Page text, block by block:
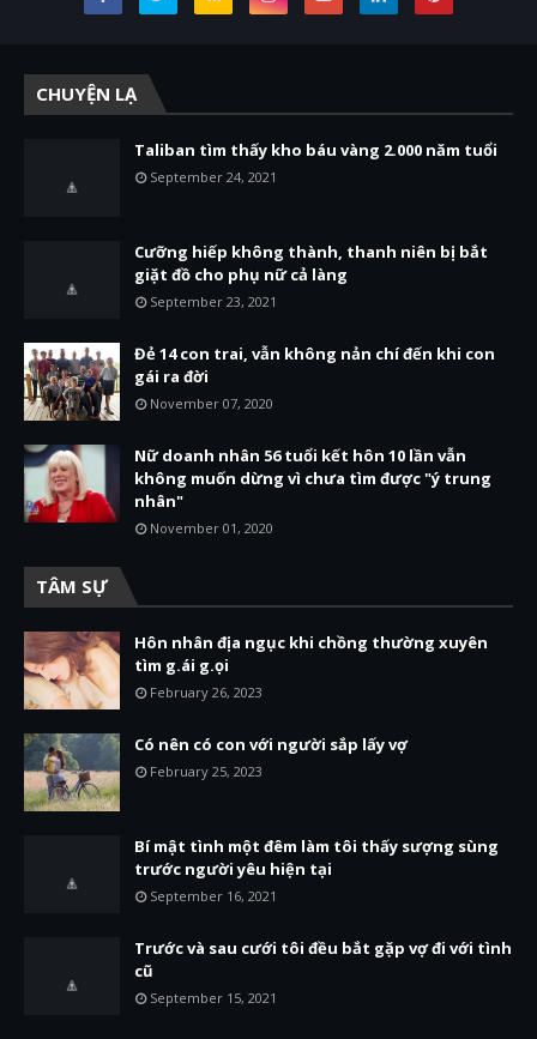
CHUYỆN LẠ
Taliban tìm thấy kho báu vàng 2.000 năm tuổi
September 24, 2021
Cưỡng hiếp không thành, thanh niên bị bắt
giặt đồ cho phụ nữ cả làng
September 23, 2021
Đẻ 14 con trai, vẫn không nản chí đến khi con
gái ra đời
November 07, 2020
Nữ doanh nhân 56 tuổi kết hôn 10 lần vẫn
không muốn dừng vì chưa tìm được "ý trung
nhân"
November 01, 2020
TÂM SỰ
Hôn nhân địa ngục khi chồng thường xuyên
tìm g.ái g.ọi
February 26, 2023
Có nên có con với người sắp lấy vợ
February 25, 2023
Bí mật tình một đêm làm tôi thấy sượng sùng
trước người yêu hiện tại
September 16, 2021
Trước và sau cưới tôi đều bắt gặp vợ đi với tình
cũ
September 15, 2021